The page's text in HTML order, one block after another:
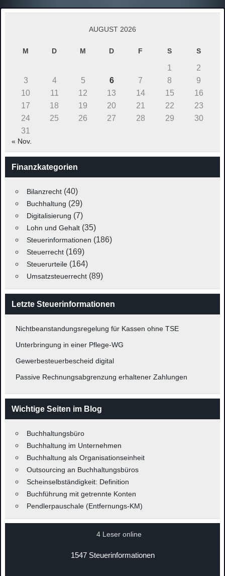
AUGUST 2026
M D M D F S S
1
2
3
4 5 6 7 8
9
10
11 12 13 14 15
16
17
18 19 20 21 22
23
24
25 26 27 28 29
30
31
« Nov.
Finanzkategorien
Bilanzrecht(40)
Buchhaltung (29)
Digitalisierung (7)
Lohn und Gehalt(35)
Steuerinformationen (186)
Steuerrecht(169)
Steuerurteile(164)
Umsatzsteuerrecht(89)
Letzte Steuerinformationen
Nichtbeanstandungsregelung für Kassen ohne TSE
Unterbringung in einer Pflege-WG
Gewerbesteuerbescheid digital
Passive Rechnungsabgrenzung erhaltener Zahlungen
Wichtige Seiten im Blog
Buchhaltungsbüro
Buchhaltung im Unternehmen
Buchhaltung als Organisationseinheit
Outsourcing an Buchhaltungsbüros
Scheinselbständigkeit: Definition
Buchführung mit getrennte Konten
Pendlerpauschale (Entfernungs-KM)
4 Leser online
1547 Steuerinformationen